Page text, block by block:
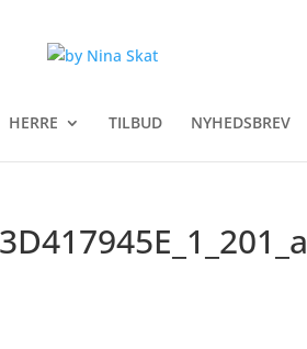
HERRE TILBUD NYHEDSBREV